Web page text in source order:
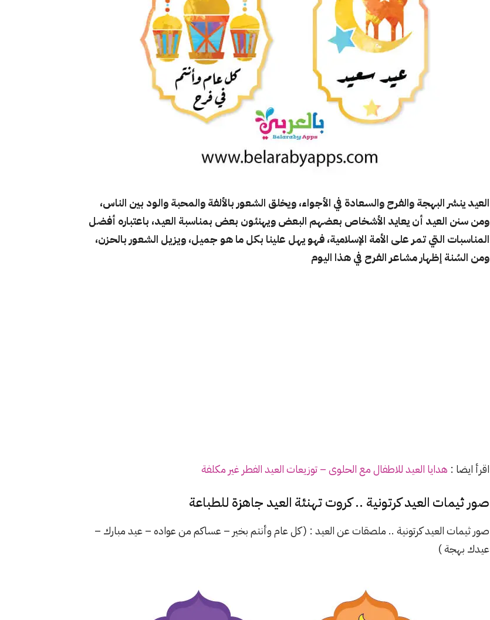
العيد ينشر البهجة والفرح والسعادة في الأجواء، ويخلق الشعور بالألفة والمحبة والود بين الناس،
ومن سنن العيد أن يعايد الأشخاص بعضهم البعض ويهنئون بعض بمناسبة العيد، باعتباره أفضل
المناسبات التي تمر على الأمة الإسلامية، فهو يهل علينا بكل ما هو جميل، ويزيل الشعور بالحزن،
ومن السُنة إظهار مشاعر الفرح في هذا اليوم
اقرأ ايضا : هدايا العيدللاطفال مع الحلوى – توزيعاتالعيدالفطر غير مكلفة
صور ثيمات العيد كرتونية ..كروت تهنئة العيد جاهزة للطباعة
صور ثيمات العيد كرتونية .. ملصقات عن العيد : ( كل عام وأنتم بخير – عساكم من عواده – عيد مبارك –
عيدك بهجة )